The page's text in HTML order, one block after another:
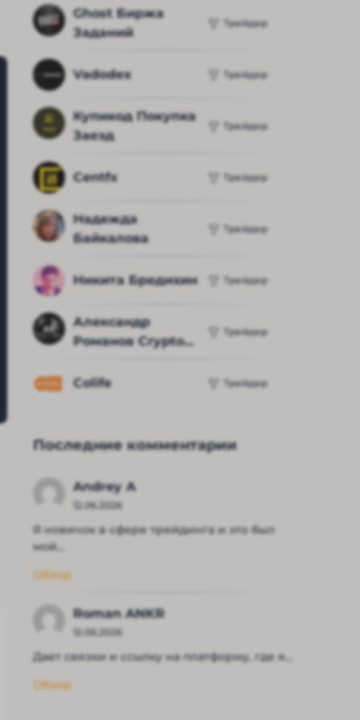
Ghost Биржа
Заданий
Трейдер
Vadodex Трейдер
Купикод Покупка
Заезд
Трейдер
Centfx Трейдер
Надежда
Байкалова
Трейдер
Никита Бредихин Трейдер
Александр
Романов Crypto...
Трейдер
Colife Трейдер
Последние комментарии
Andrey A
12.06.2026
Я новичок в сфере трейдинга и это был
мой...
Обзор
Roman ANKR
12.06.2026
Дает связки и ссылку на платформу, где я...
Обзор